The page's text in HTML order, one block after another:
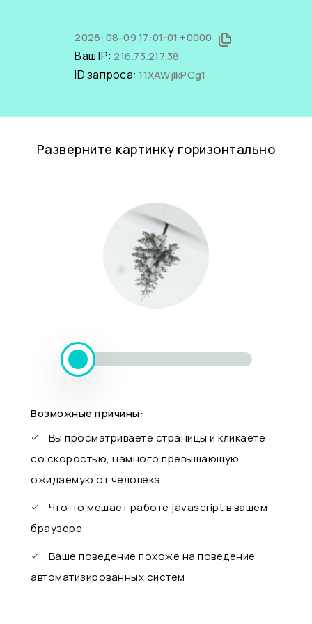
2026-08-09 17:01:01 +0000
Ваш IP:216.73.217.38
ID запроса:11XAWjIkPCg1
Разверните картинку горизонтально
Возможные причины:
Вы просматриваете страницы и кликаете
со скоростью, намного превышающую
ожидаемую от человека
Что-то мешает работе javascript в вашем
браузере
Ваше поведение похоже на поведение
автоматизированных систем